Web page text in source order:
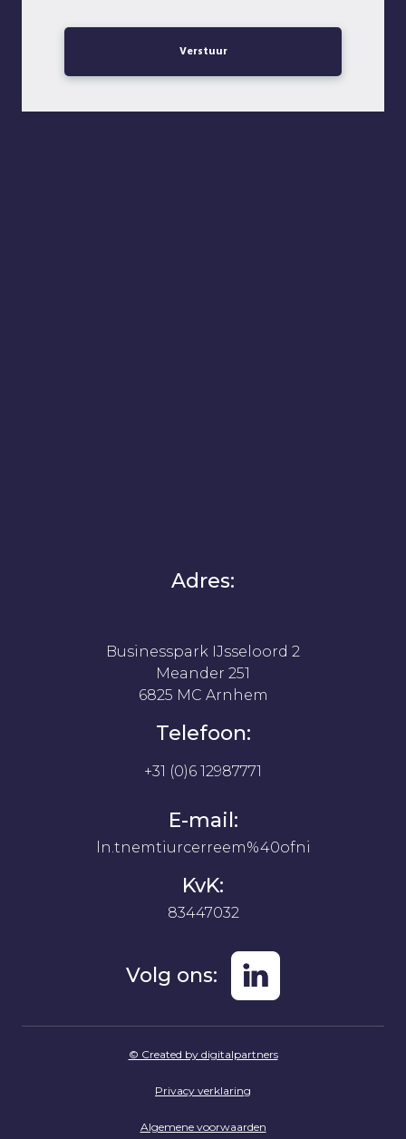
Verstuur
Adres:
Businesspark IJsseloord 2
Meander 251
6825 MC Arnhem
Telefoon:
+31 (0)6 12987771
E-mail:
ln.tnemtiurcerreem%40ofni
KvK:
83447032
Volg ons:
© Created by digitalpartners
Privacy verklaring
Algemene voorwaarden